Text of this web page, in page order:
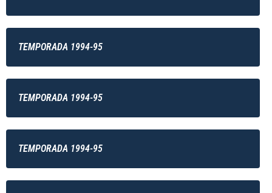
TEMPORADA 1994-95
TEMPORADA 1994-95
TEMPORADA 1994-95